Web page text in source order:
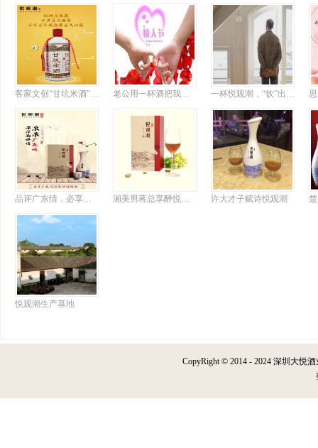
客家文创“甘坑米酒”上新，或成行业标杆 老公用一杯酒把我搞定 一杯悦观潮，“饮”出半世情
品评广东情，必享悦观潮 湘美男蒋总享醉悦观潮诗意大发 许大才子赋诗悦观潮
悦观潮生产基地
CopyRight © 2014 - 2024 深圳大悦